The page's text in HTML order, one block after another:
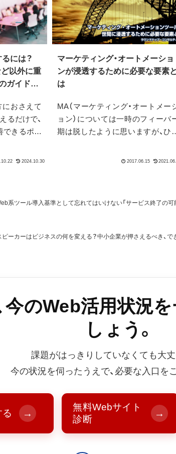
には？
ど以外に重
ガイドラ
におさえて
るだけで、
できるポイ
ノウハウ
マーケティング・オートメーショ
ンが浸透するために必要な要素と
は
MA（マーケティング・オートメー
ョン）については一時のフィーバ
期は脱したように思いますが、ひ
に試せそうな、低価格のツールも出
系ツール導入基準として忘れてはいけない「サービス終了の可
ーカーはビジネスの何を変える？中小企業が押さえるべき、で
今のWeb活用状況
しょう。
課題がはっきりしていなくても大丈
今の状況を伺ったうえで、必要な入口を
→
無料Webサイト
診断
→